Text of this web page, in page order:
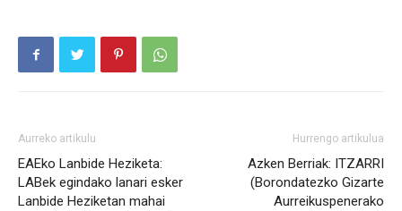
Aurreko artikulu
EAEko Lanbide Heziketa:
LABek egindako lanari esker
Lanbide Heziketan mahai
Hurrengo artikulua
Azken Berriak: ITZARRI
(Borondatezko Gizarte
Aurreikuspenerako